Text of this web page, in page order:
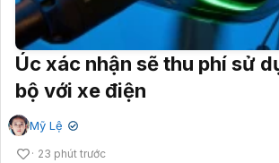
Úc xác nhận sẽ thu phí sử
bộ với xe điện
Mỹ Lệ ✔
23 phút trước